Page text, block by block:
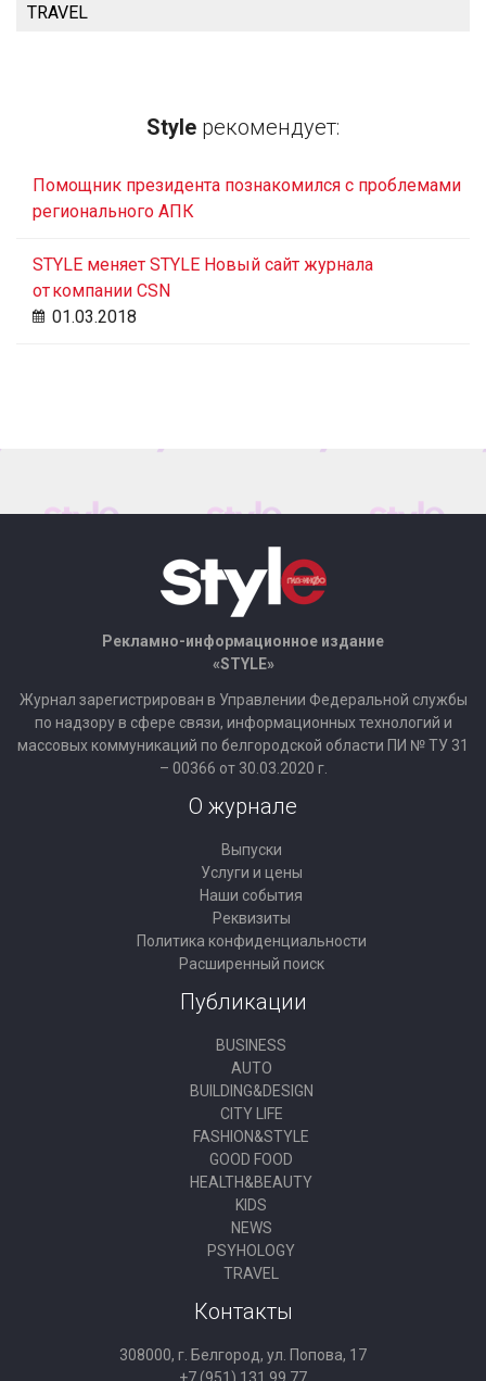
TRAVEL
Style рекомендует:
Помощник президента познакомился с проблемами
регионального АПК
STYLE меняет STYLE Новый сайт журнала
от компании CSN
01.03.2018
Рекламно-информационное издание
«STYLE»
Журнал зарегистрирован в Управлении Федеральной службы
по надзору в сфере связи, информационных технологий и
массовых коммуникаций по белгородской области ПИ № ТУ 31
– 00366 от 30.03.2020 г.
О журнале
Выпуски
Услуги и цены
Наши события
Реквизиты
Политика конфиденциальности
Расширенный поиск
Публикации
BUSINESS
AUTO
BUILDING&DESIGN
CITY LIFE
FASHION&STYLE
GOOD FOOD
HEALTH&BEAUTY
KIDS
NEWS
PSYHOLOGY
TRAVEL
Контакты
308000, г. Белгород, ул. Попова, 17
+7 (951) 131 99 77